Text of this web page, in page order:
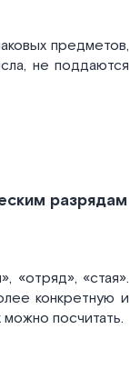
предметов,
не поддаются
разрядам
«отряд», «стая».
конкретную и
посчитать.